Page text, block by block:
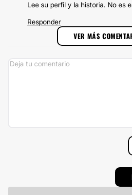
Lee su perfil y la historia. No es
Responder
VER MÁS